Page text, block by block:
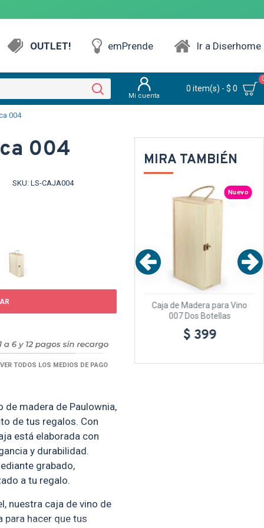
OUTLET! emPrende Ir a Diserhome
Mi cuenta
0 item(s) - $ 0
004
004
SKU: LS-CAJA004
de madera de Paulownia,
de tus regalos. Con
está elaborada con
y durabilidad.
grabado,
a tu regalo.
nuestra caja de vino de
para hacer que tus
VER TODOS LOS MEDIOS DE PAGO
MIRA TAMBIÉN
-
006 Oscura
Nuevo
Caja de Madera para Vino
007 Dos Botellas
$ 399